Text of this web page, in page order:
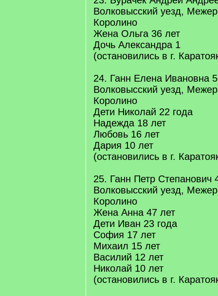
Волковысский уезд,
Королино
Жена Ольга 36 лет
Дочь Александра 1
(остановились в г.
24. Ганн Елена Ивановна
Волковысский уезд,
Королино
Дети Николай 22 года
Надежда 18 лет
Любовь 16 лет
Дария 10 лет
(остановились в г.
25. Ганн Петр Степанович
Волковысский уезд,
Королино
Жена Анна 47 лет
Дети Иван 23 года
София 17 лет
Михаил 15 лет
Василий 12 лет
Николай 10 лет
(остановились в г.